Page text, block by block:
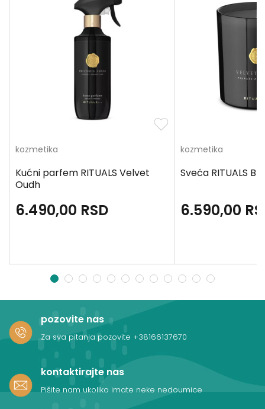
kozmetika
Kućni parfem RITUALS Velvet
Oudh
6.490,00 RSD
kozmetika
Sveća RITUALS
6.590,00
1 2 3 4 5 6 7 8 9 10 11 12
pozovite nas
Za sva pitanja pozovite +38166137670
kontaktirajte nas
Pišite nam ukoliko imate neke nedoumice